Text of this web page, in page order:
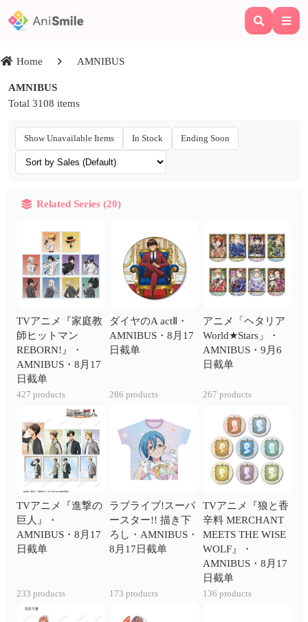
Home AMNIBUS
AMNIBUS
Total 3108 items
Show Unavailable Items In Stock Ending Soon
Related Series (20)
TVアニメ『家庭教
師ヒットマン
REBORN!』・
AMNIBUS・8月17
日截单
427 products
ダイヤのA actⅡ・
AMNIBUS・8月17
日截单
286 products
アニメ「ヘタリア
World★Stars」・
AMNIBUS・9月6
日截单
267 products
TVアニメ『進撃の
巨人』・
AMNIBUS・8月17
日截单
233 products
ラブライブ!スーパ
ースター!! 描き下
ろし・AMNIBUS・
8月17日截单
173 products
TVアニメ『狼と香
辛料 MERCHANT
MEETS THE WISE
WOLF』・
AMNIBUS・8月17
日截单
136 products